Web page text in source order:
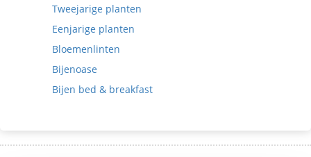
Tweejarige planten
Eenjarige planten
Bloemenlinten
Bijenoase
Bijen bed & breakfast